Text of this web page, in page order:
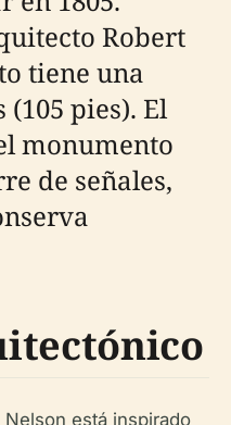
Robert
tiene una
pies). El
monumento
de señales,
está inspirado